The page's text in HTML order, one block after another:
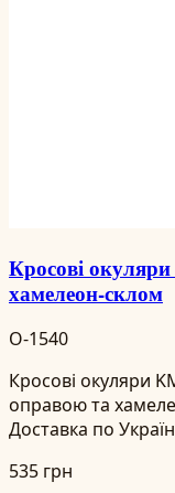
Кросові
хамелеон-склом
O-1540
Кросові окуляри
оправою та
Доставка по
535 грн